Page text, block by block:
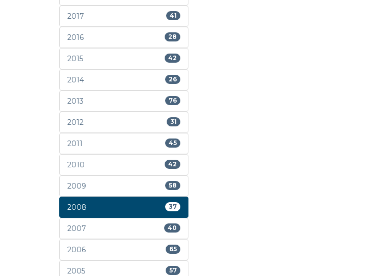
2017 41
2016 28
2015 42
2014 26
2013 76
2012 31
2011 45
2010 42
2009 58
2008 37
2007 40
2006 65
2005 57